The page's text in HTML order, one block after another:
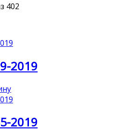
402
2019
2019